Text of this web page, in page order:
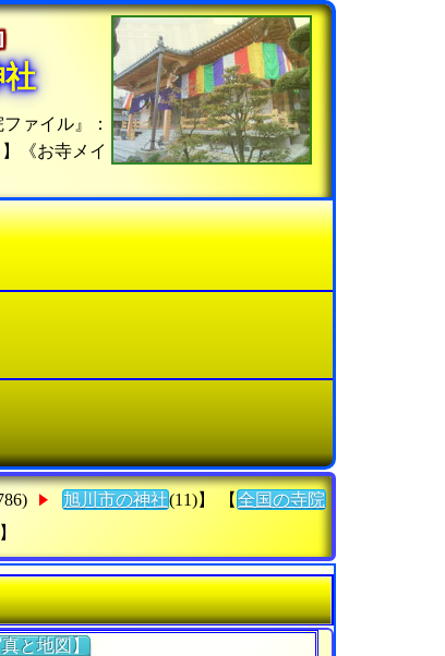
』
ァイル』：
《お寺メイ
旭川市の神社(11)】 【 全国の寺院
】
と地図】